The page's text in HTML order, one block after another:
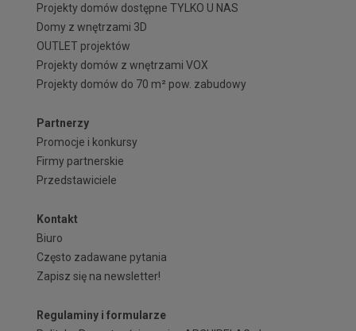
Projekty domów dostępne TYLKO U NAS
Domy z wnętrzami 3D
OUTLET projektów
Projekty domów z wnętrzami VOX
Projekty domów do 70 m² pow. zabudowy
Partnerzy
Promocje i konkursy
Firmy partnerskie
Przedstawiciele
Kontakt
Biuro
Często zadawane pytania
Zapisz się na newsletter!
Regulaminy i formularze